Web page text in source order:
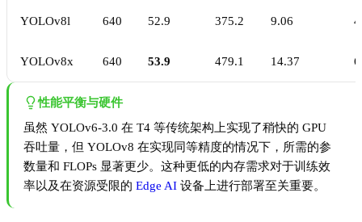
YOLOv8l 640 52.9 375.2 9.06
YOLOv8x 640 53.9 479.1 14.37
性能平衡与硬件
虽然 YOLOv6-3.0 在 T4 等传统架构上实现了稍快的 GPU
吞吐量，但 YOLOv8 在实现同等精度的情况下，所需的参
数量和 FLOPs 显著更少。这种更低的内存需求对于训练效
率以及在资源受限的 Edge AI 设备上进行部署至关重要。